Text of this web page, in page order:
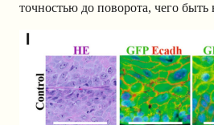
точностью до поворота, чего быть